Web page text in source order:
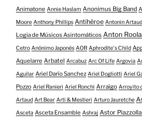
Animatone Annie Haslam Anonimus Big Band
Moore Anthony Phillips Antihéroe Antonin Artaud
Logia de Músicos Asintomáticos Anton
Cetro Anónimo Japonés AOR Aphrodite's Child
Aquelarre Arbatel Arcabuz Arc Of Life Argovia
Aguilar Ariel Darío Sanchez Ariel Dogliotti Ariel
Pozzo Ariel Ranieri Ariel Ronchi Arraigo Arroyito
Artaud Art Bear Arti & Mestieri Arturo Jauretche
Asceta Asceta Ensamble Ashraj Astor Piazzolla